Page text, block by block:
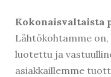
Kokonaisvaltaista
Lähtökohtamme
luotettu ja
asiakkaillemme